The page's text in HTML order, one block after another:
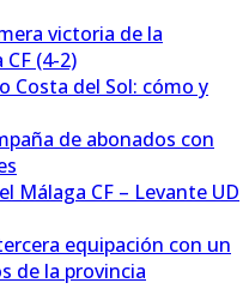
victoria de la
(4-2)
Costa del Sol: cómo y
de abonados con
Málaga CF – Levante UD
equipación con un
de la provincia